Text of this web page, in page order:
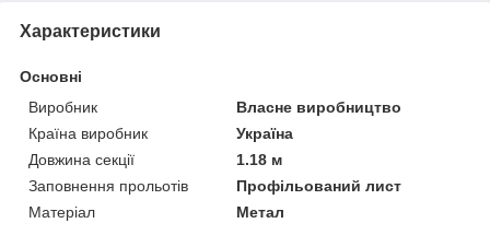
Характеристики
Основні
Виробник
Власне виробництво
Країна виробник
Україна
Довжина секції
1.18 м
Заповнення прольотів
Профільований лист
Матеріал
Метал